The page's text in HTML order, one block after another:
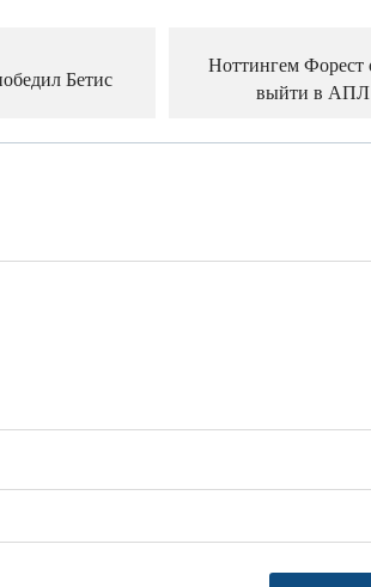
Бетис
Ноттингем Форест
выйти в АПЛ